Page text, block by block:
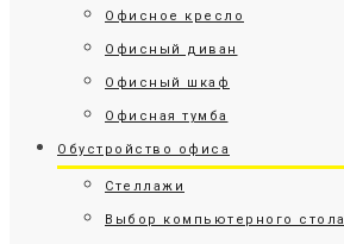
Офисное кресло
Офисный диван
Офисный шкаф
Офисная тумба
Обустройство офиса
Стеллажи
Выбор компьютерного стола